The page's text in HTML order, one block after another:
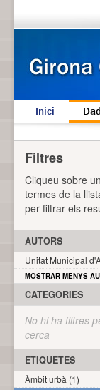
Inici
Filtres
Cliqueu sobre
termes de la
per filtrar els
AUTORS
Unitat Municipal
MOSTRAR MENYS
CATEGORIES
No hi ha filtres
cerca
ETIQUETES
Àmbit urbà (1)